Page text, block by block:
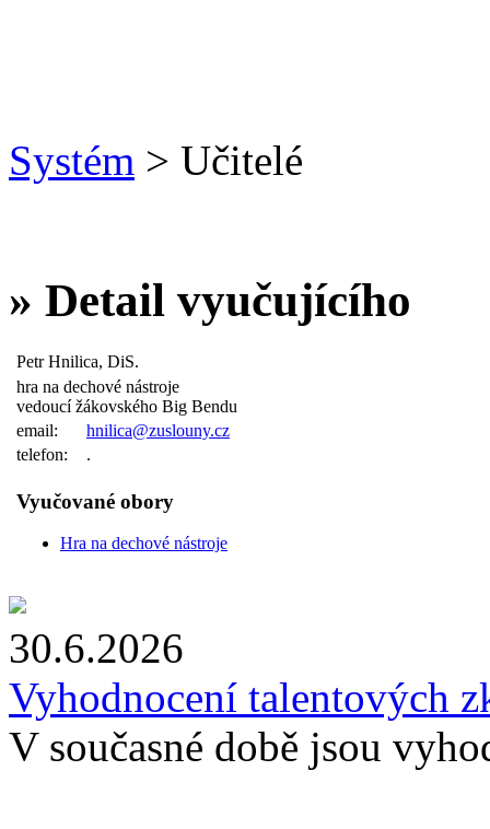
Systém > Učitelé
» Detail vyučujícího
Petr Hnilica, DiS.
hra na dechové nástroje
vedoucí žákovského Big Bendu
email:
hnilica@zuslouny.cz
telefon:
.
Vyučované obory
Hra na dechové nástroje
30.6.2026
Vyhodnocení talentových
V současné době jsou